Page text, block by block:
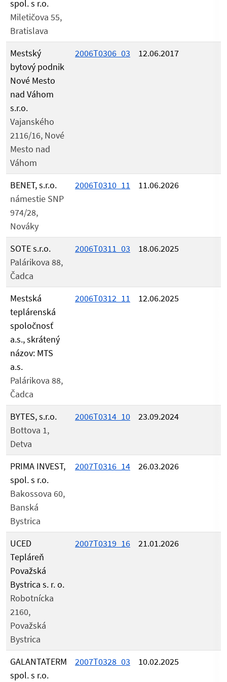
spol. s r.o.
Miletičova 55,
Bratislava
Mestský
bytový podnik
Nové Mesto
nad Váhom
s.r.o.
Vajanského
2116/16, Nové
Mesto nad
Váhom
2006T0306_03 12.06.2017
BENET, s.r.o.
námestie SNP
974/28,
Nováky
2006T0310_11 11.06.2026
SOTE s.r.o.
Palárikova 88,
Čadca
2006T0311_03 18.06.2025
Mestská
teplárenská
spoločnosť
a.s., skrátený
názov: MTS
a.s.
Palárikova 88,
Čadca
2006T0312_11 12.06.2025
BYTES, s.r.o.
Bottova 1,
Detva
2006T0314_10 23.09.2024
PRIMA INVEST,
spol. s r.o.
Bakossova 60,
Banská
Bystrica
2007T0316_14 26.03.2026
UCED
Tepláreň
Považská
Bystrica s. r. o.
Robotnícka
2160,
Považská
Bystrica
2007T0319_16 21.01.2026
GALANTATERM
spol. s r.o.
2007T0328_03 10.02.2025